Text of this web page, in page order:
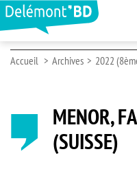
Accueil Archives 2022
MENOR,
(SUISSE)